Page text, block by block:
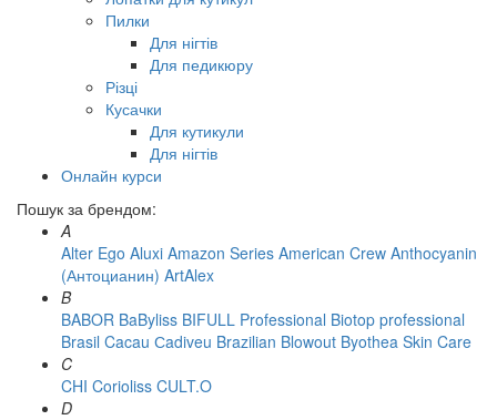
Пилки
Для нігтів
Для педикюру
Різці
Кусачки
Для кутикули
Для нігтів
Онлайн курси
Пошук за брендом:
A
Alter Ego Aluxi Amazon Series American Crew Anthocyanin
(Антоцианин) ArtAlex
B
BABOR BaByliss BIFULL Professional Biotop professional
Brasil Cacau Сadiveu Brazilian Blowout Byothea Skin Care
C
CHI Corioliss CULT.O
D